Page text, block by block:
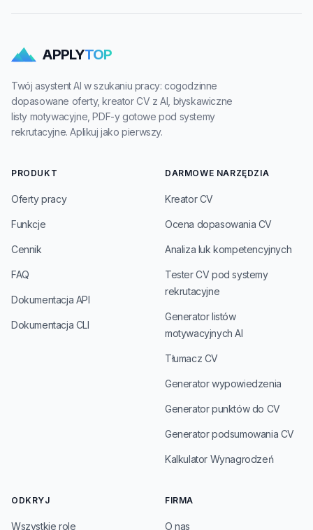
APPLYTOP
Twój asystent AI w szukaniu pracy: cogodzinne
dopasowane oferty, kreator CV z AI, błyskawiczne
listy motywacyjne, PDF-y gotowe pod systemy
rekrutacyjne. Aplikuj jako pierwszy.
PRODUKT
Oferty pracy
Funkcje
Cennik
FAQ
Dokumentacja API
Dokumentacja CLI
DARMOWE NARZĘDZIA
Kreator CV
Ocena dopasowania CV
Analiza luk kompetencyjnych
Tester CV pod systemy
rekrutacyjne
Generator listów
motywacyjnych AI
Tłumacz CV
Generator wypowiedzenia
Generator punktów do CV
Generator podsumowania CV
Kalkulator Wynagrodzeń
ODKRYJ
Wszystkie role
FIRMA
O nas